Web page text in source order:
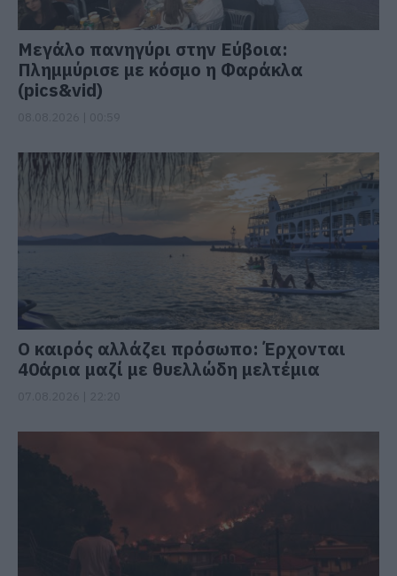
Μεγάλο πανηγύρι στην Εύβοια:
Πλημμύρισε με κόσμο η Φαράκλα
(pics&vid)
Ο καιρός αλλάζει πρόσωπο: Έρχονται
40άρια μαζί με θυελλώδη μελτέμια